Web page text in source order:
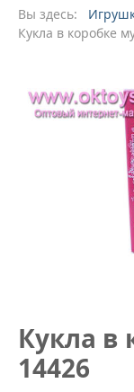
Вы здесь:
Кукла в коробке
Кукла в
14426